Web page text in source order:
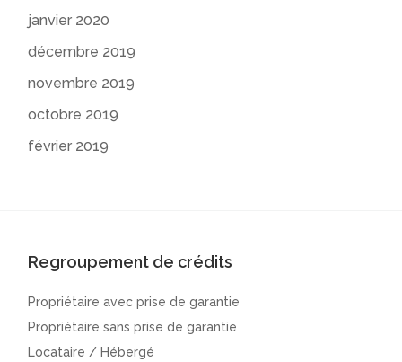
janvier 2020
décembre 2019
novembre 2019
octobre 2019
février 2019
Regroupement de crédits
Propriétaire avec prise de garantie
Propriétaire sans prise de garantie
Locataire / Hébergé